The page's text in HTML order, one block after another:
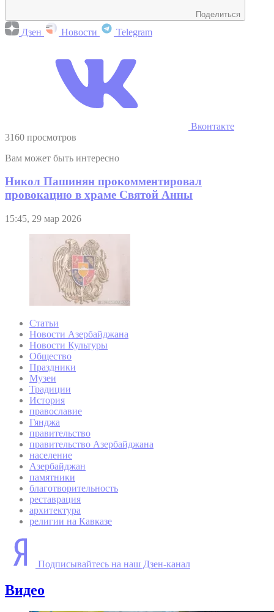
Поделиться
Дзен Новости Telegram
Вконтакте
3160 просмотров
Вам может быть интересно
Никол Пашинян прокомментировал
провокацию в храме Святой Анны
15:45, 29 мар 2026
Статьи
Новости Азербайджана
Новости Культуры
Общество
Праздники
Музеи
Традиции
История
православие
Гянджа
правительство
правительство Азербайджана
население
Азербайджан
памятники
благотворительность
реставрация
архитектура
религии на Кавказе
Подписывайтесь на наш Дзен-канал
Видео